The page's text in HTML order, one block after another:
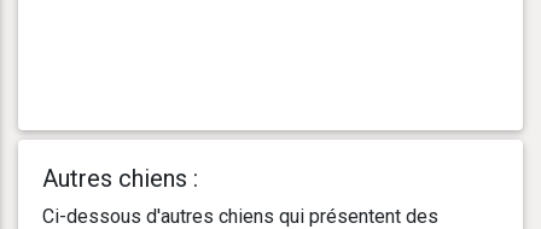
Autres chiens :
Ci-dessous d'autres chiens qui présentent des